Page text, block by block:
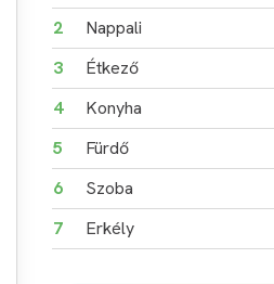
2 Nappali
3 Étkező
4 Konyha
5 Fürdő
6 Szoba
7 Erkély